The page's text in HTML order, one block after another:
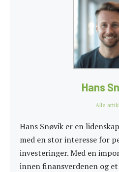
Hans
Alle
Hans Snøvik er en
med en stor interesse for
investeringer. Med en
innen finansverdenen og